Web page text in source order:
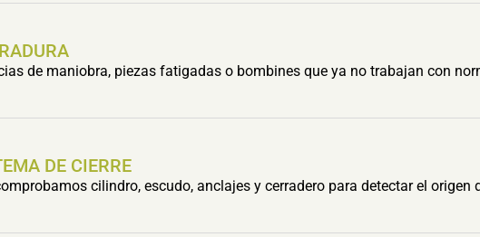
de maniobra, piezas fatigadas o bombines que ya no trabajan con
DE CIERRE
cilindro, escudo, anclajes y cerradero para detectar el origen